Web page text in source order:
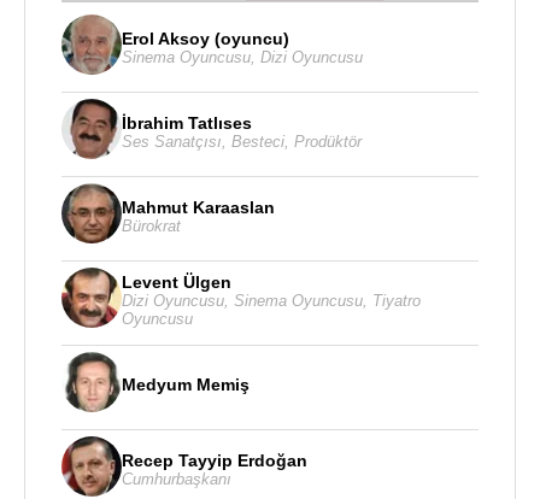
Erol Aksoy (oyuncu)
Sinema Oyuncusu Dizi Oyuncusu
İbrahim Tatlıses
Ses Sanatçısı Besteci Prodüktör
Mahmut Karaaslan
Bürokrat
Levent Ülgen
Dizi Oyuncusu, Sinema Oyuncusu, Tiyatro
Oyuncusu
Medyum Memiş
Recep Tayyip Erdoğan
Cumhurbaşkanı